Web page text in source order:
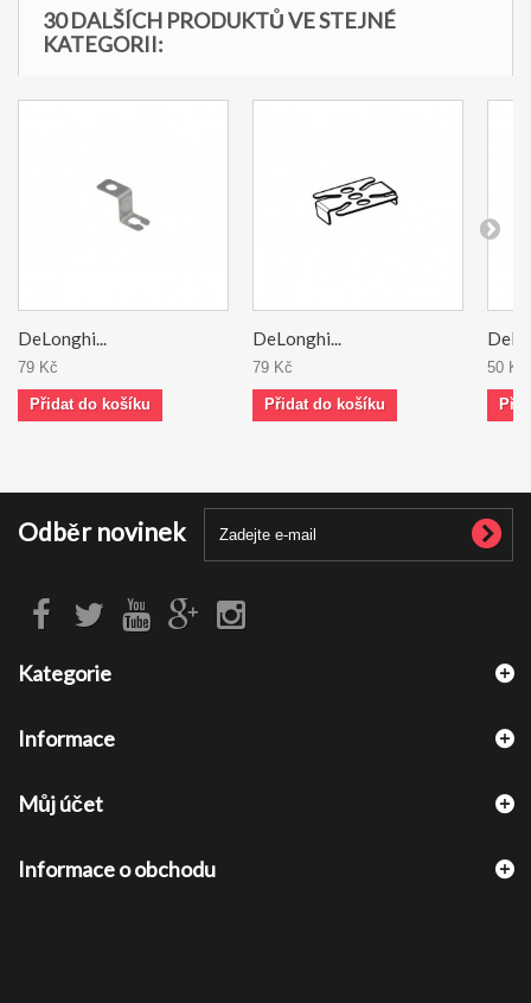
30 DALŠÍCH PRODUKTŮ VE STEJNÉ
KATEGORII:
DeLonghi...
79 Kč
Přidat do košíku
DeLonghi...
79 Kč
Přidat do košíku
50 Kč
Odběr novinek
Kategorie
Informace
Můj účet
Informace o obchodu